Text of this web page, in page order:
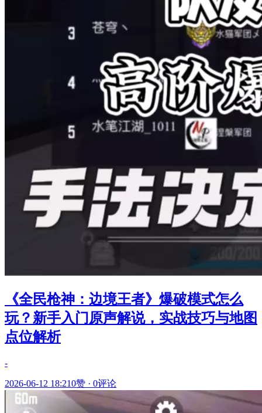
《全民枪神：边境王者》爆破模式怎么
玩？新手入门原声解说，实战技巧与地图
点位解析
-
2026-06-12 18:210赞 · 0评论